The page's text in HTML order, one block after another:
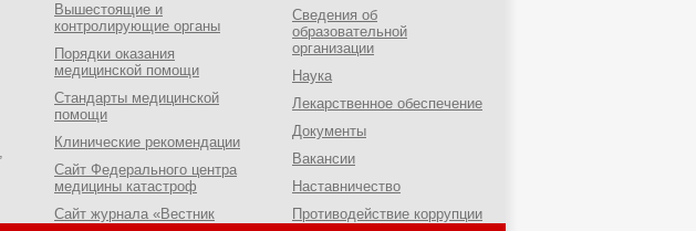
Вышестоящие и
контролирующие органы
Порядки оказания
медицинской помощи
Стандарты медицинской
помощи
Клинические рекомендации
Сайт Федерального центра
медицины катастроф
Сайт журнала «Вестник
Сведения об
образовательной
организации
Наука
Лекарственное обеспечение
Документы
Вакансии
Наставничество
Противодействие коррупции